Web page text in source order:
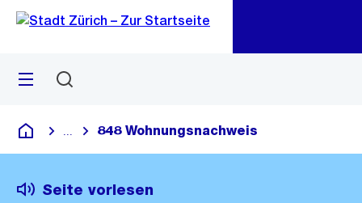
Navigation
Sprunglink
Menü
Deutsch
Blende alle Breadcrumbs ein
848 Wohnungsnachweis
Seite vorlesen